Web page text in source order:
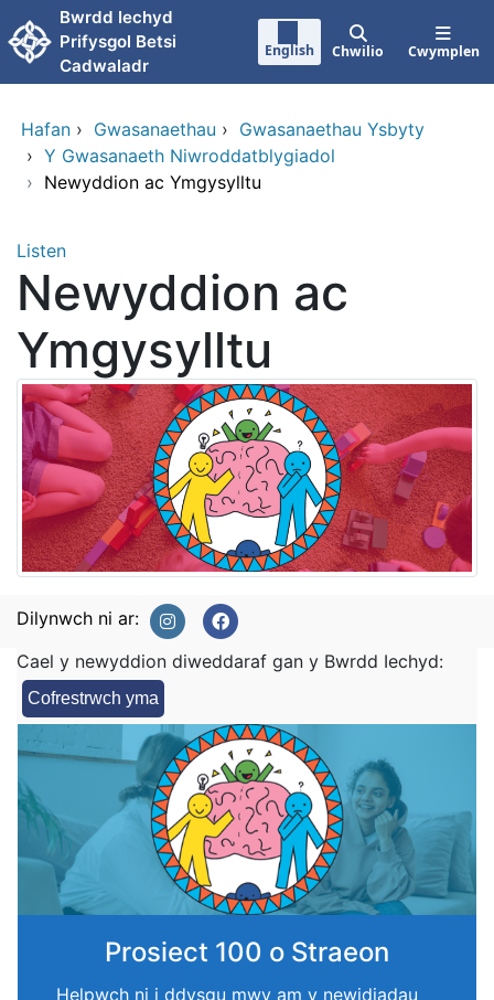
Neidio i'r prif gynnwy
Bwrdd Iechyd
Prifysgol Betsi
Cadwaladr
English Chwilio Cwymplen
Hafan › Gwasanaethau › Gwasanaethau Ysbyty
› Y Gwasanaeth Niwroddatblygiadol
› Newyddion ac Ymgysylltu
Listen
Newyddion ac
Ymgysylltu
Dilynwch ni ar:
Cael y newyddion diweddaraf gan y Bwrdd Iechyd:
Cofrestrwch yma
Prosiect 100 o Straeon
Helpwch ni i ddysgu mwy am y newidiadau